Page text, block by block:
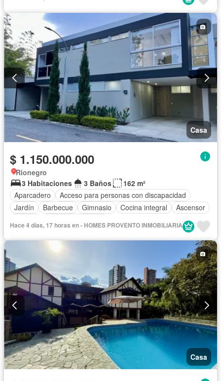
Casa
$ 1.150.000.000
Rionegro
3 Habitaciones
3 Baños
162 m²
Aparcadero
Acceso para personas con discapacidad
Jardín
Barbecue Gimnasio Cocina integral
Ascensor
Hace 4 días, 17 horas en - HOMES PROVENTO INMOBILIARIA
Casa